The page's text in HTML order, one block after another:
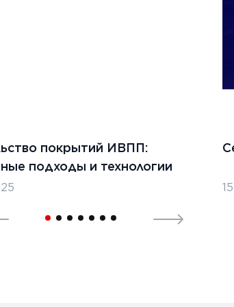
покрытий ИВПП:
подходы и технологии